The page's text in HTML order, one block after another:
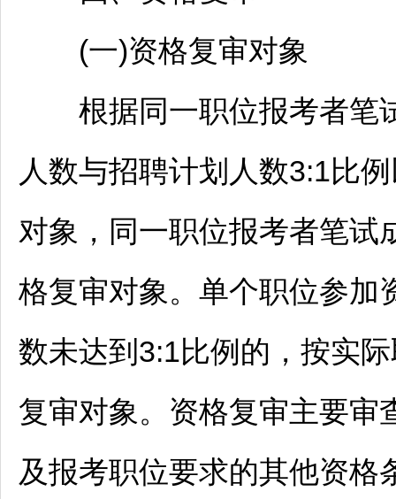
(一)资格复审对象
根据同一职位报考者笔
人数与招聘计划人数3:1比
对象，同一职位报考者笔试
格复审对象。单个职位参加
数未达到3:1比例的，按实
复审对象。资格复审主要审
及报考职位要求的其他资格